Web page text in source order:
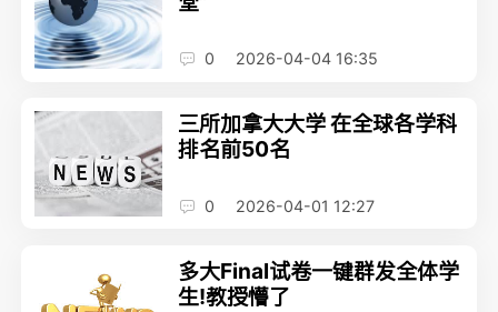
0 2026-04-04 16:35
三所加拿大大学 在全球各学科
排名前50名
0 2026-04-01 12:27
多大Final试卷一键群发全体学
生!教授懵了